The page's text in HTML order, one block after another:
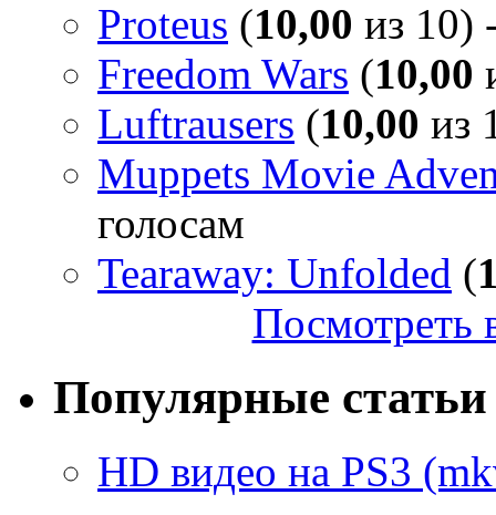
Proteus (10,00 из 10)
Freedom Wars (10,00
Luftrausers (10,00 из
Muppets Movie
голосам
Tearaway: Unfolded (
Посмотреть
Популярные статьи
HD видео на PS3